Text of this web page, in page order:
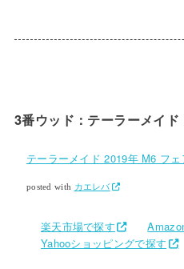
3番ウッド：テーラーメイ
テーラーメイド 2019年 M6 フ
posted with カエレバ
楽天市場で探す
Yahooショッピングで探す